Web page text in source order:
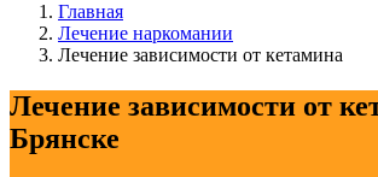
Главная
Лечение наркомании
Лечение зависимости от кетамина
Лечение зависимости от
Брянске